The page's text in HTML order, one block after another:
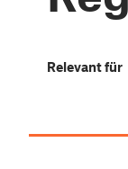
Relevant für